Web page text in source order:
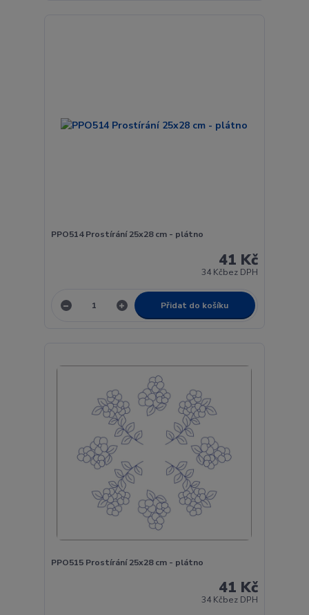
PPO514 Prostírání 25x28 cm - plátno
41 Kč
34 Kčbez DPH
Přidat do košíku
PPO515 Prostírání 25x28 cm - plátno
41 Kč
34 Kčbez DPH